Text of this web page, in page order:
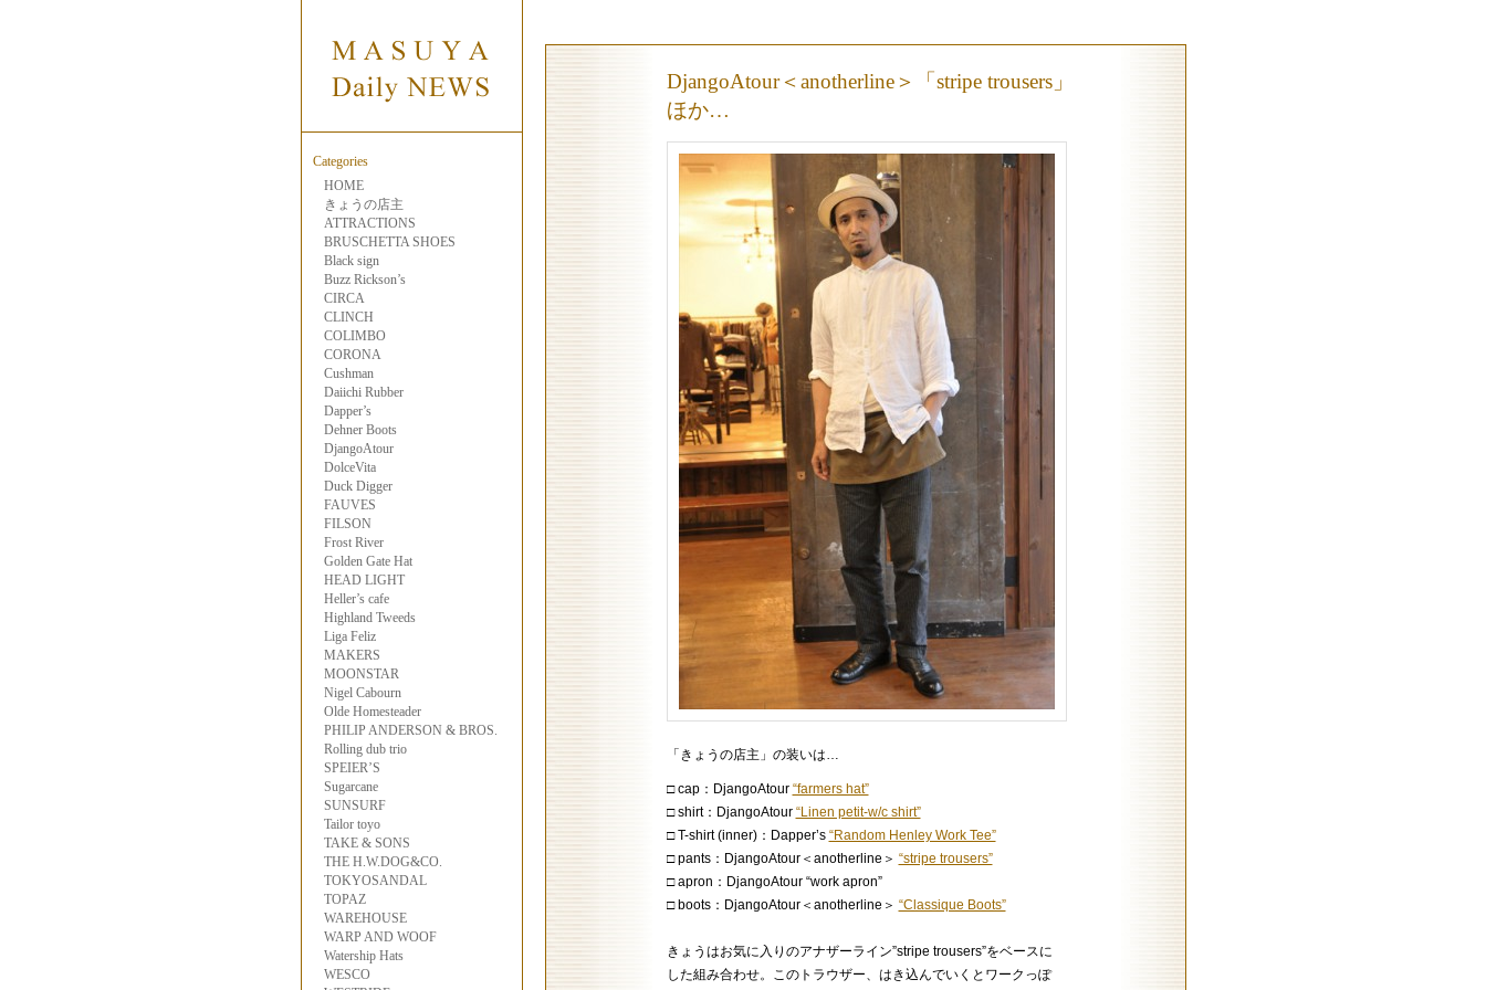
Categories
HOME
きょうの店主
ATTRACTIONS
BRUSCHETTA SHOES
Black sign
Buzz Rickson’s
CIRCA
CLINCH
COLIMBO
CORONA
Cushman
Daiichi Rubber
Dapper’s
Dehner Boots
DjangoAtour
DolceVita
Duck Digger
FAUVES
FILSON
Frost River
Golden Gate Hat
HEAD LIGHT
Heller’s cafe
Highland Tweeds
Liga Feliz
MAKERS
MOONSTAR
Nigel Cabourn
Olde Homesteader
PHILIP ANDERSON & BROS.
Rolling dub trio
SPEIER’S
Sugarcane
SUNSURF
Tailor toyo
TAKE & SONS
THE H.W.DOG&CO.
TOKYOSANDAL
TOPAZ
WAREHOUSE
WARP AND WOOF
Watership Hats
WESCO
DjangoAtour＜anotherline＞「stripe trousers」
ほか…
「きょうの店主」の装いは…
□ cap：DjangoAtour “farmers hat”
□ shirt：DjangoAtour “Linen petit-w/c shirt”
□ T-shirt (inner)：Dapper’s “Random Henley Work Tee”
□ pants：DjangoAtour＜anotherline＞ “stripe trousers”
□ apron：DjangoAtour “work apron”
□ boots：DjangoAtour＜anotherline＞ “Classique Boots”
きょうはお気に入りのアナザーライン”stripe trousers”をベースに
した組み合わせ。このトラウザー、はき込んでいくとワークっぽ